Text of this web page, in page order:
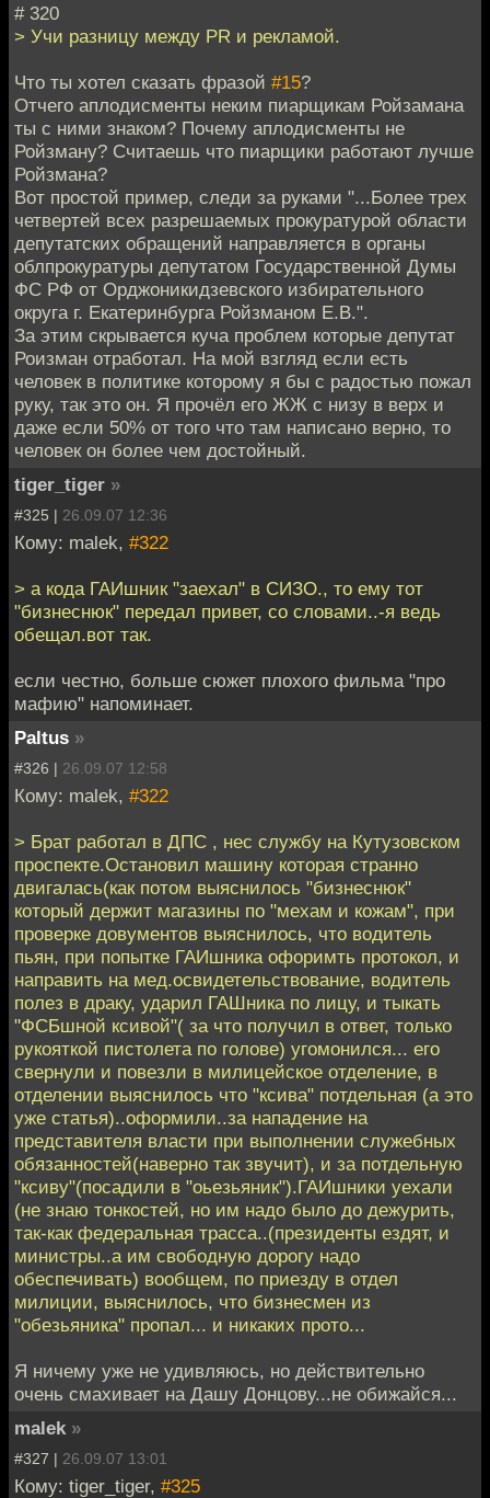
# 320
> Учи разницу между PR и рекламой.
Что ты хотел сказать фразой #15?
Отчего аплодисменты неким пиарщикам Ройзамана
ты с ними знаком? Почему аплодисменты не
Ройзману? Считаешь что пиарщики работают лучше
Ройзмана?
Вот простой пример, следи за руками "...Более трех
четвертей всех разрешаемых прокуратурой области
депутатских обращений направляется в органы
облпрокуратуры депутатом Государственной Думы
ФС РФ от Орджоникидзевского избирательного
округа г. Екатеринбурга Ройзманом Е.В.".
За этим скрывается куча проблем которые депутат
Роизман отработал. На мой взгляд если есть
человек в политике которому я бы с радостью пожал
руку, так это он. Я прочёл его ЖЖ с низу в верх и
даже если 50% от того что там написано верно, то
человек он более чем достойный.
tiger_tiger »
#325 | 26.09.07 12:36
Кому: malek, #322
> а кода ГАИшник "заехал" в СИЗО., то ему тот
"бизнеснюк" передал привет, со словами..-я ведь
обещал.вот так.
если честно, больше сюжет плохого фильма "про
мафию" напоминает.
Paltus »
#326 | 26.09.07 12:58
Кому: malek, #322
> Брат работал в ДПС , нес службу на Кутузовском
проспекте.Остановил машину которая странно
двигалась(как потом выяснилось "бизнеснюк"
который держит магазины по "мехам и кожам", при
проверке довументов выяснилось, что водитель
пьян, при попытке ГАИшника офоримть протокол, и
направить на мед.освидетельствование, водитель
полез в драку, ударил ГАШника по лицу, и тыкать
"ФСБшной ксивой"( за что получил в ответ, только
рукояткой пистолета по голове) угомонился... его
свернули и повезли в милицейское отделение, в
отделении выяснилось что "ксива" потдельная (а это
уже статья)..оформили..за нападение на
представителя власти при выполнении служебных
обязанностей(наверно так звучит), и за потдельную
"ксиву"(посадили в "оьезьяник").ГАИшники уехали
(не знаю тонкостей, но им надо было до дежурить,
так-как федеральная трасса..(президенты ездят, и
министры..а им свободную дорогу надо
обеспечивать) вообщем, по приезду в отдел
милиции, выяснилось, что бизнесмен из
"обезьяника" пропал... и никаких прото...
Я ничему уже не удивляюсь, но действительно
очень смахивает на Дашу Донцову...не обижайся...
malek »
#327 | 26.09.07 13:01
Кому: tiger_tiger, #325